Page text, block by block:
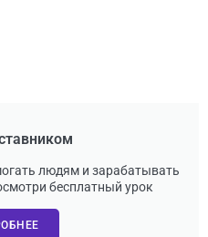
людям и зарабатывать
бесплатный урок